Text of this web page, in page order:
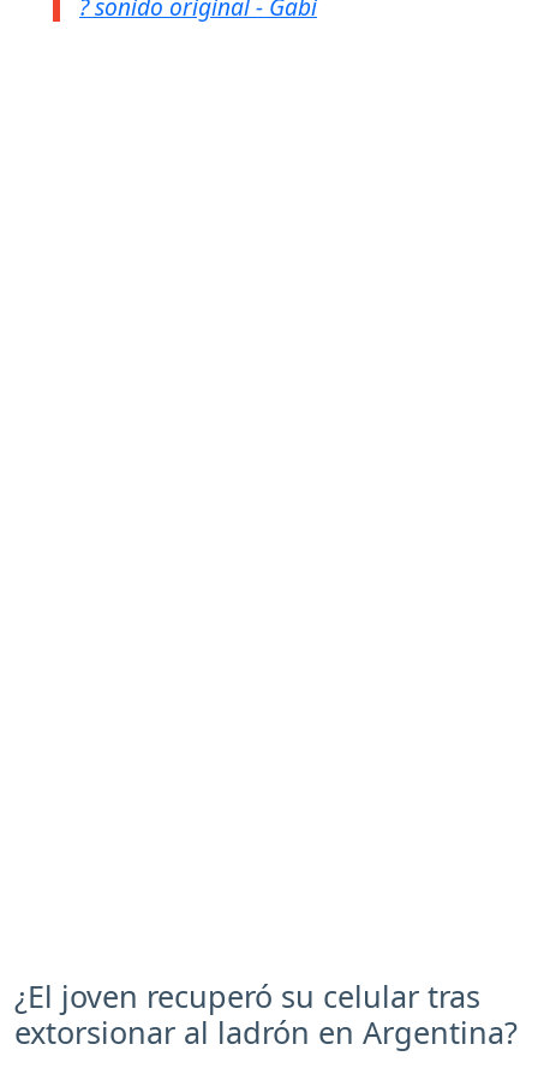
? sonido original - Gabi
¿El joven recuperó su celular tras
extorsionar al ladrón en Argentina?